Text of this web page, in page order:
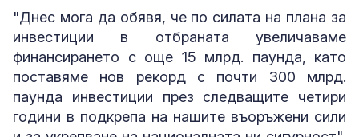
"Днес мога да обявя, че по силата на плана за
инвестиции в отбраната увеличаваме
финансирането с още 15 млрд. паунда, като
поставяме нов рекорд с почти 300 млрд.
паунда инвестиции през следващите четири
години в подкрепа на нашите въоръжени сили